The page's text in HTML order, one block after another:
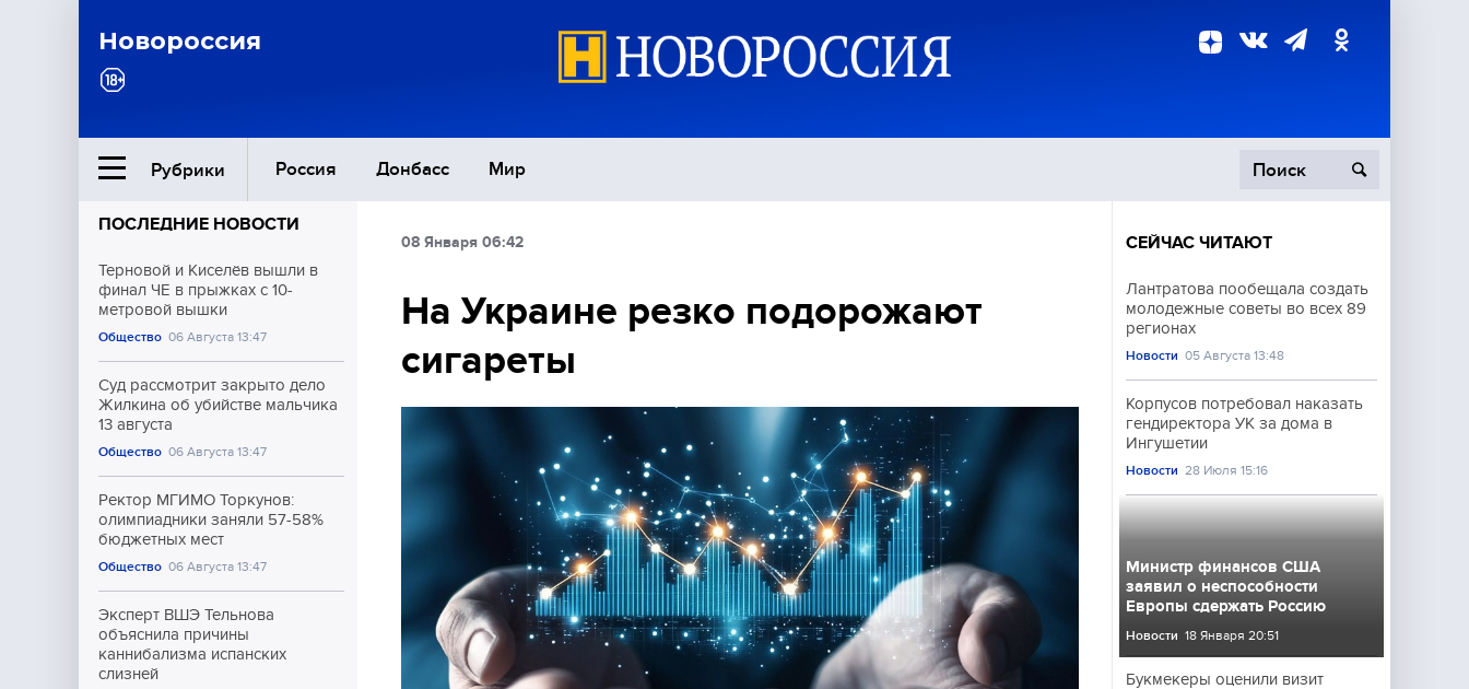
Новороссия
Рубрики Россия Донбасс Мир
Ближний Восток
Общество
Экономика
Происшествия
Культура
ПОСЛЕДНИЕ НОВОСТИ
Терновой и Киселёв вышли в
финал ЧЕ в прыжках с 10-
метровой вышки
Общество 06 Августа 13:47
Суд рассмотрит закрыто дело
Жилкина об убийстве мальчика
13 августа
Общество 06 Августа 13:47
Ректор МГИМО Торкунов:
олимпиадники заняли 57-58%
бюджетных мест
Общество 06 Августа 13:47
Эксперт ВШЭ Тельнова
объяснила причины
каннибализма испанских
слизней
08 Января 06:42
На Украине резко подорожают
сигареты
СЕЙЧАС ЧИТАЮТ
Лантратова пообещала создать
молодежные советы во всех 89
регионах
Новости 05 Августа 13:48
Корпусов потребовал наказать
гендиректора УК за дома в
Ингушетии
Новости 28 Июля 15:16
Министр финансов США
заявил о неспособности
Европы сдержать Россию
Новости 18 Января 20:51
Букмекеры оценили визит